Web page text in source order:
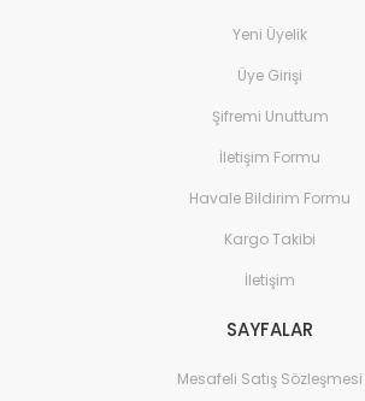
Yeni Üyelik
Üye Girişi
Şifremi Unuttum
İletişim Formu
Havale Bildirim Formu
Kargo Takibi
İletişim
SAYFALAR
Mesafeli Satış Sözleşmesi